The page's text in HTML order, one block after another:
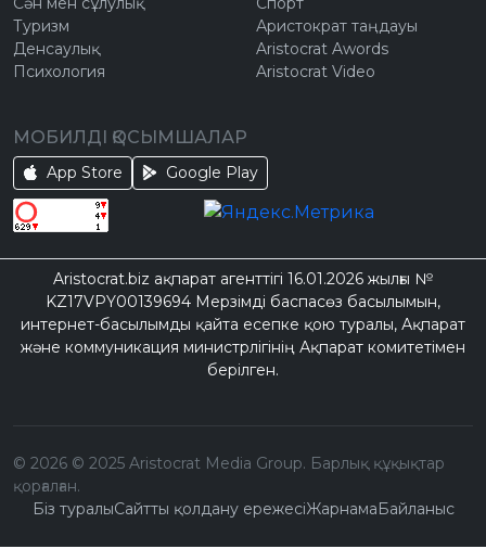
Туризм
Денсаулық
Психология
Аристократ таңдауы
Aristocrat Awords
Aristocrat Video
МОБИЛДІ ҚОСЫМШАЛАР
App Store Google Play
Aristocrat.biz ақпарат агенттігі 16.01.2026 жылғы №
KZ17VPY00139694 Мерзімді баспасөз басылымын,
интернет-басылымды қайта есепке қою туралы, Ақпарат
және коммуникация министрлігінің Ақпарат комитетімен
берілген.
© 2026 © 2025 Aristocrat Media Group. Барлық құқықтар
қорғалған.
Біз туралыСайтты қолдану ережесіЖарнамаБайланыс